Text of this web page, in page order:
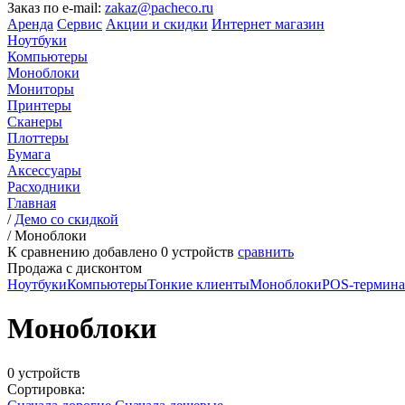
Заказ по e-mail: zakaz@pacheco.ru
Аренда Сервис Акции и скидки Интернет магазин
Ноутбуки
Компьютеры
Моноблоки
Мониторы
Принтеры
Сканеры
Плоттеры
Бумага
Аксессуары
Расходники
Главная
/ Демо со скидкой
/Моноблоки
К сравнению добавлено 0 устройств сравнить
Продажа с дисконтом
НоутбукиКомпьютерыТонкие клиентыМоноблокиPOS-
Моноблоки
0 устройств
Сортировка: